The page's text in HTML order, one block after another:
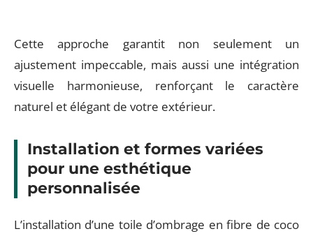
Cette approche garantit non seulement un
ajustement impeccable, mais aussi une intégration
visuelle harmonieuse, renforçant le caractère
naturel et élégant de votre extérieur.
Installation et formes variées
pour une esthétique
personnalisée
L’installation d’une toile d’ombrage en fibre de coco